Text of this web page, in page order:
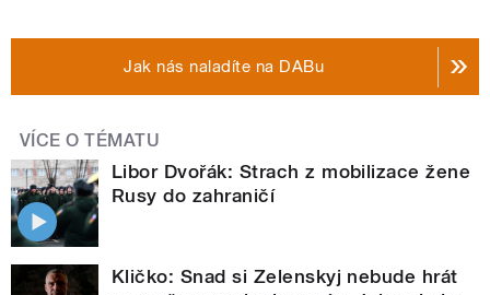
Jak nás naladíte na DABu
VÍCE O TÉMATU
Libor Dvořák: Strach z mobilizace žene
Rusy do zahraničí
Kličko: Snad si Zelenskyj nebude hrát